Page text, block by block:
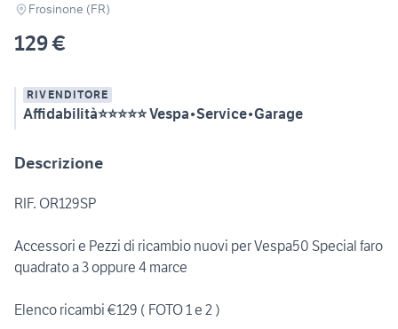
Frosinone (FR)
129 €
RIVENDITORE
Affidabilità⭐⭐⭐⭐⭐ Vespa•Service•Garage
Descrizione
RIF. OR129SP
Accessori e Pezzi di ricambio nuovi per Vespa50 Special faro
quadrato a 3 oppure 4 marce
Elenco ricambi €129 ( FOTO 1 e 2 )